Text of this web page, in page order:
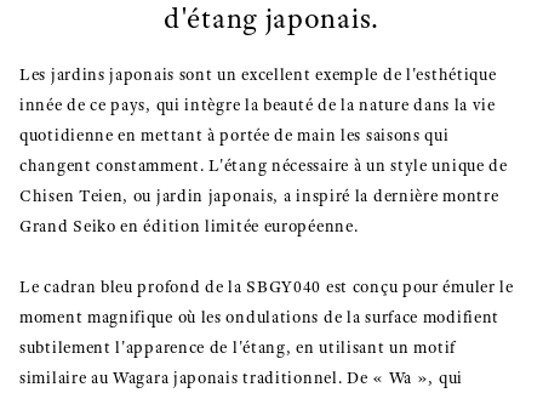
d'étang japonais.
Les jardins japonais sont un excellent exemple de l'esthétique
innée de ce pays, qui intègre la beauté de la nature dans la vie
quotidienne en mettant à portée de main les saisons qui
changent constamment. L'étang nécessaire à un style unique de
Chisen Teien, ou jardin japonais, a inspiré la dernière montre
Grand Seiko en édition limitée européenne.
Le cadran bleu profond de la SBGY040 est conçu pour émuler le
moment magnifique où les ondulations de la surface modifient
subtilement l'apparence de l'étang, en utilisant un motif
similaire au Wagara japonais traditionnel. De « Wa », qui